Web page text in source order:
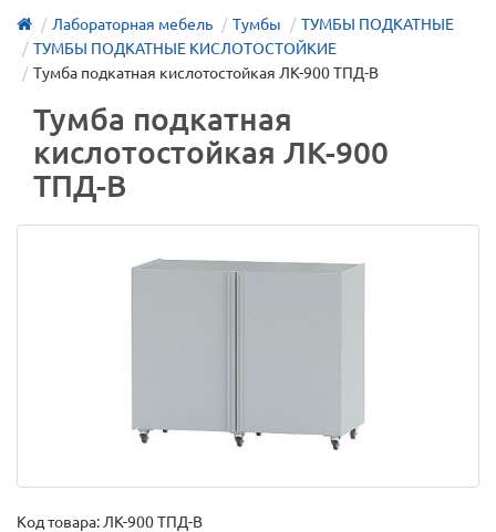
Лабораторная мебель Тумбы
ТУМБЫ ПОДКАТНЫЕ
ТУМБЫ ПОДКАТНЫЕ КИСЛОТОСТОЙКИЕ
Тумба подкатная кислотостойкая ЛК-900 ТПД-В
Тумба подкатная
кислотостойкая ЛК-900
ТПД-В
Код товара: ЛК-900 ТПД-В